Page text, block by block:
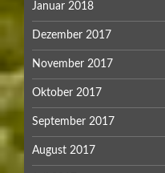
Januar 2018
Dezember 2017
November 2017
Oktober 2017
September 2017
August 2017